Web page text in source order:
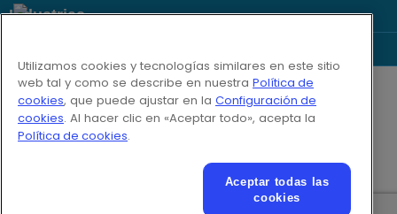
Industrias
Follow us on:
© 2026 Videojet Technologies Inc.
Política de privacidad
Renuncia de responsabilidad
Empleos y ofertas laborales
Utilizamos cookies y tecnologías similares en este sitio
web tal y como se describe en nuestra Política de
cookies, que puede ajustar en la Configuración de
cookies. Al hacer clic en «Aceptar todo», acepta la
Política de cookies.
Aceptar todas las
cookies